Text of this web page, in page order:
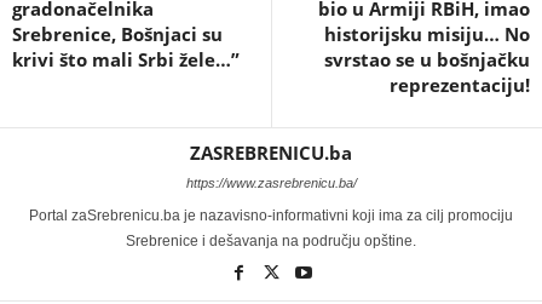
gradonačelnika
Srebrenice, Bošnjaci su
krivi što mali Srbi žele…”
bio u Armiji RBiH, imao
historijsku misiju… No
svrstao se u bošnjačku
reprezentaciju!
ZASREBRENICU.ba
https://www.zasrebrenicu.ba/
Portal zaSrebrenicu.ba je nazavisno-informativni koji ima za cilj promociju
Srebrenice i dešavanja na području opštine.